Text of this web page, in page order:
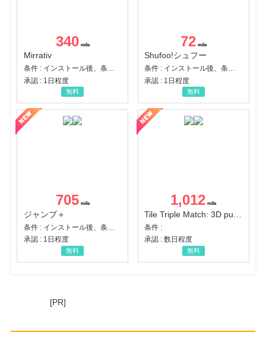
340
Mirrativ
条件 : インストール後、条件達成
承認 : 1日程度
無料
72
Shufoo!シュフー
条件 : インストール後、条件達成
承認 : 1日程度
無料
705
ジャンプ＋
承認 : 1日程度
無料
1,012
条件 :
承認 : 数日程度
無料
[PR]